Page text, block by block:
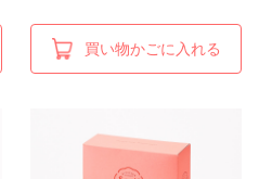
買い物かごに入れる